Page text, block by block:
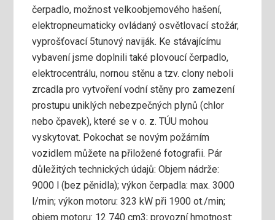
čerpadlo, možnost velkoobjemového hašení,
elektropneumaticky ovládaný osvětlovací stožár,
vyprošťovací 5tunový naviják. Ke stávajícímu
vybavení jsme doplnili také plovoucí čerpadlo,
elektrocentrálu, nornou stěnu a tzv. clony neboli
zrcadla pro vytvoření vodní stěny pro zamezení
prostupu uniklých nebezpečných plynů (chlor
nebo čpavek), které se v o. z. TÚU mohou
vyskytovat. Pokochat se novým požárním
vozidlem můžete na přiložené fotografii. Pár
důležitých technických údajů: Objem nádrže:
9000 l (bez pěnidla); výkon čerpadla: max. 3000
l/min; výkon motoru: 323 kW při 1900 ot./min;
objem motoru: 12 740 cm3; provozní hmotnost: